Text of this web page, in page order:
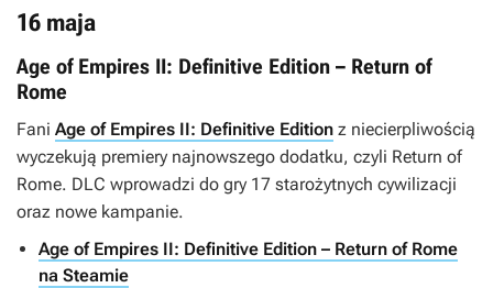
16 maja
Age of Empires II: Definitive Edition – Return of
Rome
Fani Age of Empires II: Definitive Edition z niecierpliwością
wyczekują premiery najnowszego dodatku, czyli Return of
Rome. DLC wprowadzi do gry 17 starożytnych cywilizacji
oraz nowe kampanie.
Age of Empires II: Definitive Edition – Return of Rome
na Steamie